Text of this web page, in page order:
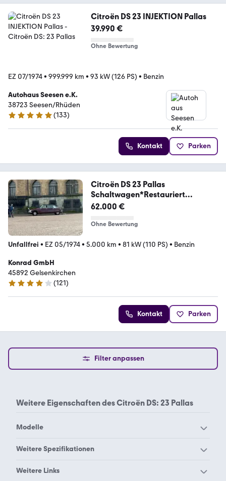
Citroën DS 23 INJEKTION Pallas
39.990 €
Ohne Bewertung
EZ 07/1974• 999.999 km • 93 kW (126 PS) • Benzin
Autohaus Seesen e.K.
38723 Seesen/Rhüden
5 Sterne
(133)
Kontakt Parken
Citroën DS 23 Pallas
Schaltwagen*Restauriert
*Faltdach
62.000 €
Ohne Bewertung
Unfallfrei • EZ 05/1974• 5.000 km • 81 kW (110 PS) • Benzin
Konrad GmbH
45892 Gelsenkirchen
4.1 Sterne
(121)
Kontakt Parken
Filter anpassen
Weitere Eigenschaften desCitroën DS: 23 Pallas
Modelle
Citroën 2 CV
Weitere Spezifikationen
Citroën DS 19
Weitere Links